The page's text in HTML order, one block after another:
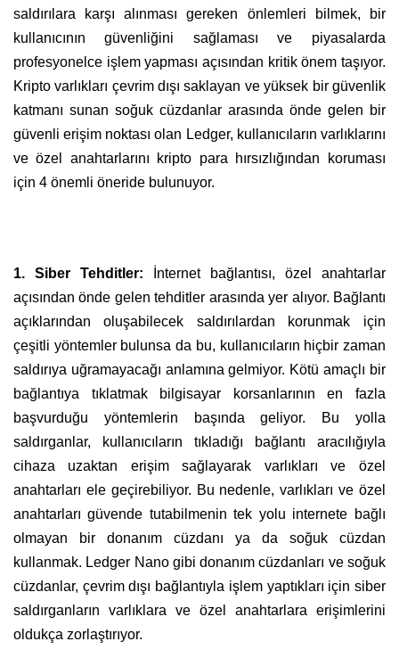
saldırılara karşı alınması gereken önlemleri bilmek, bir
kullanıcının güvenliğini sağlaması ve piyasalarda
profesyonelce işlem yapması açısından kritik önem taşıyor.
Kripto varlıkları çevrim dışı saklayan ve yüksek bir güvenlik
katmanı sunan soğuk cüzdanlar arasında önde gelen bir
güvenli erişim noktası olan Ledger, kullanıcıların varlıklarını
ve özel anahtarlarını kripto para hırsızlığından koruması
için 4 önemli öneride bulunuyor.
1. Siber Tehditler:
İnternet bağlantısı, özel anahtarlar
açısından önde gelen tehditler arasında yer alıyor. Bağlantı
açıklarından oluşabilecek saldırılardan korunmak için
çeşitli yöntemler bulunsa da bu, kullanıcıların hiçbir zaman
saldırıya uğramayacağı anlamına gelmiyor. Kötü amaçlı bir
bağlantıya tıklatmak bilgisayar korsanlarının en fazla
başvurduğu yöntemlerin başında geliyor. Bu yolla
saldırganlar, kullanıcıların tıkladığı bağlantı aracılığıyla
cihaza uzaktan erişim sağlayarak varlıkları ve özel
anahtarları ele geçirebiliyor. Bu nedenle, varlıkları ve özel
anahtarları güvende tutabilmenin tek yolu internete bağlı
olmayan bir donanım cüzdanı ya da soğuk cüzdan
kullanmak. Ledger Nano gibi donanım cüzdanları ve soğuk
cüzdanlar, çevrim dışı bağlantıyla işlem yaptıkları için siber
saldırganların varlıklara ve özel anahtarlara erişimlerini
oldukça zorlaştırıyor.